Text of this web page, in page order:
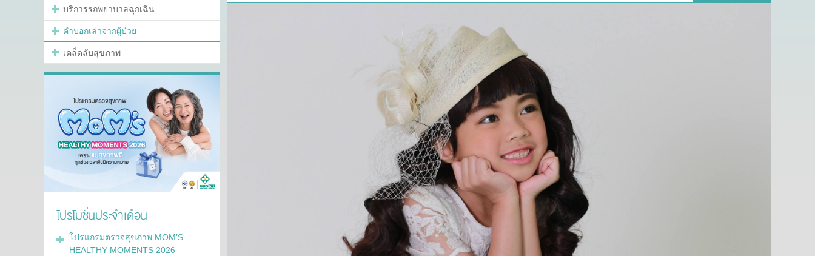
บริการรถพยาบาลฉุกเฉิน
คำบอกเล่าจากผู้ป่วย
เคล็ดลับสุขภาพ
โปรโมชั่นประจำเดือน
โปรแกรมตรวจสุขภาพ MOM’S
HEALTHY MOMENTS 2026